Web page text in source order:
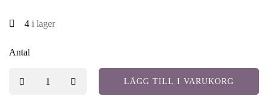
4 i lager
Antal
LÄGG TILL I VARUKORG